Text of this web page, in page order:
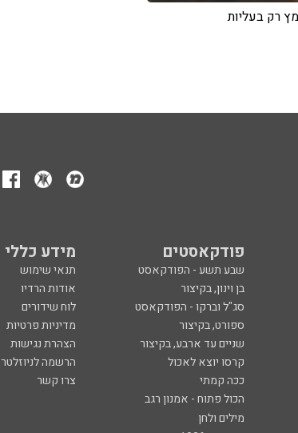
רק בעליות
פודקאסטים מידע כללי
שבע תשע - הפודקאסט
תנאי שימוש
בן וינון, בקיצור
אודות הרדיו
סג"ל וברקו - הפודקאסט
לוח שידורים
ספורט, בקיצור
מדיניות פרטיות
שניים עד ארבע, בקיצור
הצהרת נגישות
קרסו יוצא לאכול
הרשמה לניוזלטר
ככה קמתי
צרו קשר
הכול פתוח - אמנון רגב
מילים ולחן